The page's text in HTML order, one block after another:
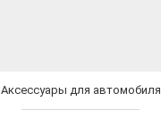
Аксес­су­ары для ав­то­мо­би­ля